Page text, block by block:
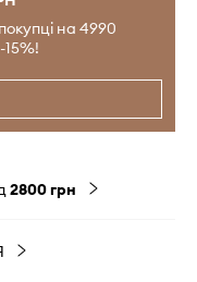
на 4990
2800 грн